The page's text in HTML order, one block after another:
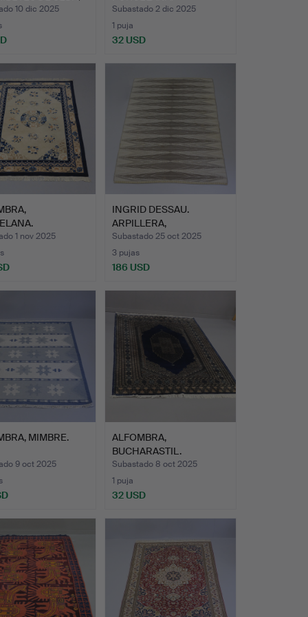
10 dic 2025
Subastado 2 dic 2025
1 puja
32 USD
1 nov 2025
INGRID DESSAU.
ARPILLERA,
«SYLLARNA», TEJI…
Subastado 25 oct 2025
3 pujas
186 USD
MIMBRE.
9 oct 2025
ALFOMBRA,
BUCHARASTIL.
Subastado 8 oct 2025
1 puja
32 USD